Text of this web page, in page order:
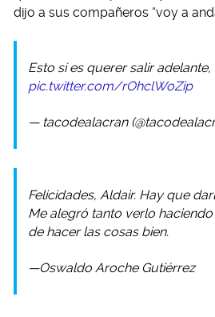
dijo a sus compañeros “voy a
Esto sí es querer salir adelante,
pic.twitter.com/rOhclWoZip
— tacodealacran
Felicidades, Aldair. Hay que
Me alegró tanto verlo
de hacer las cosas bien.
—Oswaldo Aroche Gutiérrez